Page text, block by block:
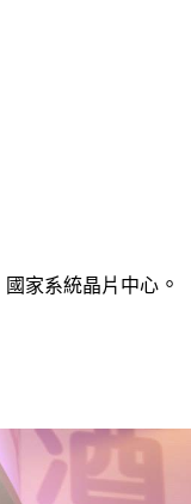
家系統晶片中心 。